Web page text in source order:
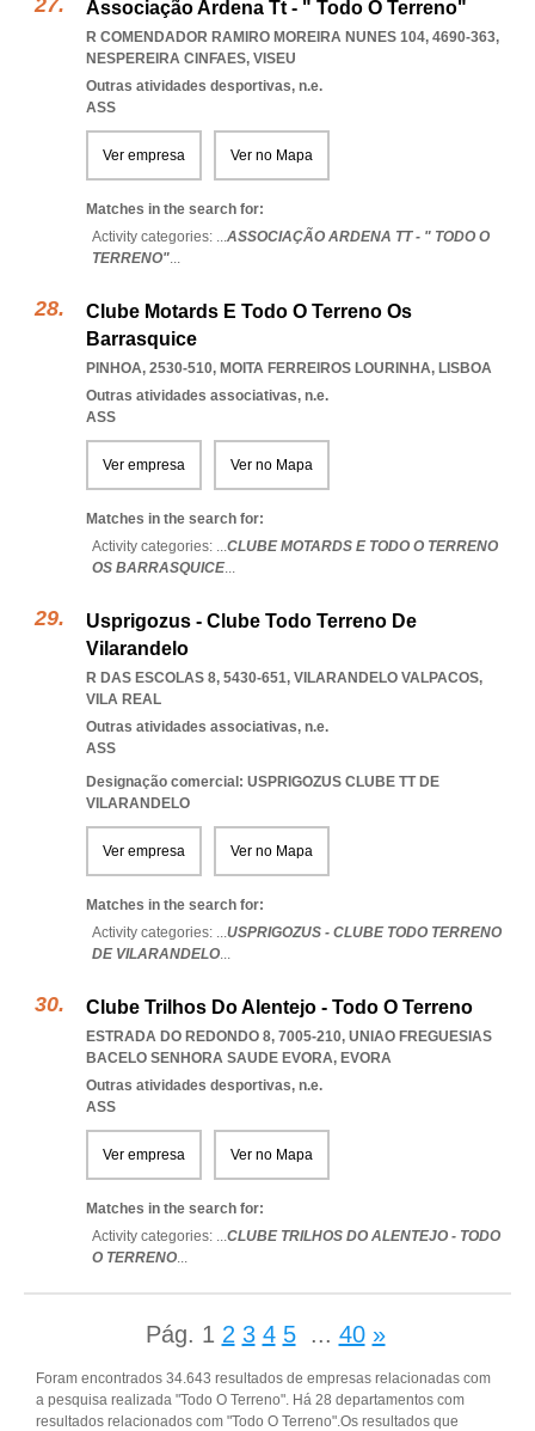
Associação Ardena Tt - " Todo O Terreno"
R COMENDADOR RAMIRO MOREIRA NUNES 104, 4690-363,
NESPEREIRA CINFAES, VISEU
Outras atividades desportivas, n.e.
ASS
Ver empresa Ver no Mapa
Matches in the search for:
Activity categories: ...ASSOCIAÇÃO ARDENA TT - " TODO O
TERRENO"...
Clube Motards E Todo O Terreno Os
Barrasquice
PINHOA, 2530-510, MOITA FERREIROS LOURINHA, LISBOA
Outras atividades associativas, n.e.
ASS
Ver empresa Ver no Mapa
Matches in the search for:
Activity categories: ...CLUBE MOTARDS E TODO O TERRENO
OS BARRASQUICE...
Usprigozus - Clube Todo Terreno De
Vilarandelo
R DAS ESCOLAS 8, 5430-651, VILARANDELO VALPACOS,
VILA REAL
Outras atividades associativas, n.e.
ASS
Designação comercial: USPRIGOZUS CLUBE TT DE
VILARANDELO
Ver empresa Ver no Mapa
Matches in the search for:
Activity categories: ...USPRIGOZUS - CLUBE TODO TERRENO
DE VILARANDELO...
Clube Trilhos Do Alentejo - Todo O Terreno
ESTRADA DO REDONDO 8, 7005-210, UNIAO FREGUESIAS
BACELO SENHORA SAUDE EVORA, EVORA
Outras atividades desportivas, n.e.
ASS
Ver empresa Ver no Mapa
Matches in the search for:
Activity categories: ...CLUBE TRILHOS DO ALENTEJO - TODO
O TERRENO...
Pág. 1 2 3 4 5 ... 40 »
Foram encontrados 34.643 resultados de empresas relacionadas com
a pesquisa realizada "Todo O Terreno". Há 28 departamentos com
resultados relacionados com "Todo O Terreno".Os resultados que